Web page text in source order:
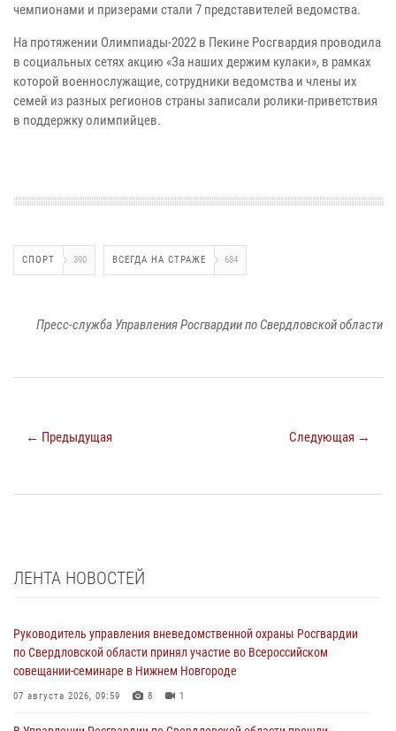
чемпионами и призерами стали 7 представителей ведомства.
На протяжении Олимпиады-2022 в Пекине Росгвардия проводила
в социальных сетях акцию «За наших держим кулаки», в рамках
которой военнослужащие, сотрудники ведомства и члены их
семей из разных регионов страны записали ролики-приветствия
в поддержку олимпийцев.
СПОРТ 390 ВСЕГДА НА СТРАЖЕ 684
Пресс-служба Управления Росгвардии по Свердловской области
← Предыдущая Следующая →
ЛЕНТА НОВОСТЕЙ
Руководитель управления вневедомственной охраны Росгвардии
по Свердловской области принял участие во Всероссийском
совещании-семинаре в Нижнем Новгороде
07 августа 2026, 09:59 8 1